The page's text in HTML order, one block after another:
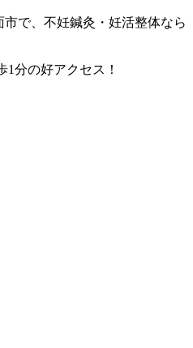
で、不妊鍼灸・妊活整体なら
1分の好アクセス！